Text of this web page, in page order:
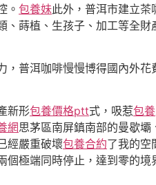
。 包養妹此外，普洱市建立
、蒔植、生孩子、加工等全財
，普洱咖啡慢慢博得國內外
新形包養價格ptt式，吸惹包養
網思茅區南屏鎮南部的曼歇
經嚴重破壞包養合約了我的空
極端同時停止，達到零的